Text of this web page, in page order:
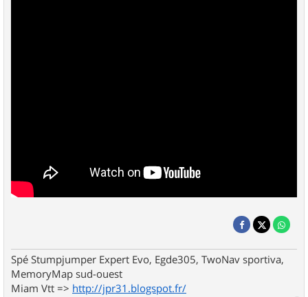
Spé Stumpjumper Expert Evo, Egde305, TwoNav sportiva,
MemoryMap sud-ouest
Miam Vtt => http://jpr31.blogspot.fr/